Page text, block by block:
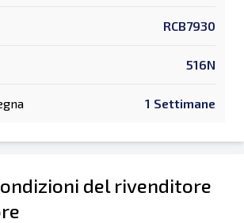
RCB7930
516N
1 Settimane
del rivenditore